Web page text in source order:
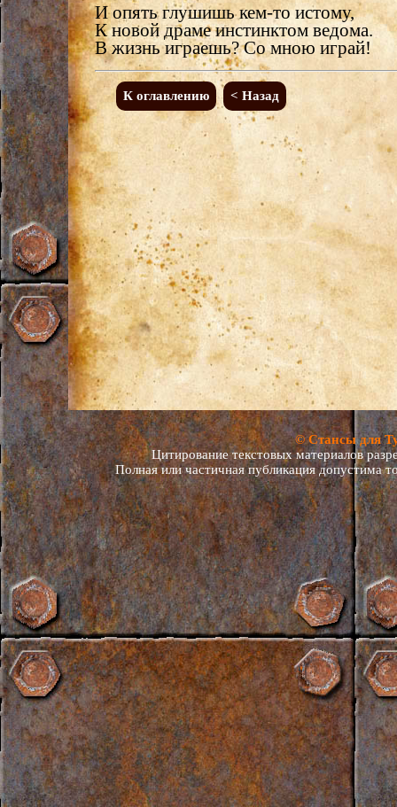
И опять глушишь кем-то истому,
К новой драме инстинктом ведома.
В жизнь играешь? Со мною играй!
К оглавлению < Назад
© Стансы для
Цитирование текстовых материалов
Полная или частичная публикация допустима